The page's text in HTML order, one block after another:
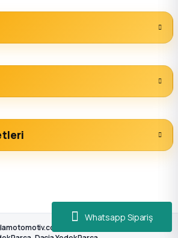
Whatsapp Sipariş
Tüm hakları saklıdır. | Renault